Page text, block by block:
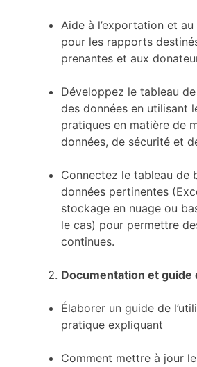
Aide à l’exportation et
pour les rapports
prenantes et aux
Développez le tableau
des données en utilisant
pratiques en matière de
données, de sécurité et
Connectez le tableau de
données pertinentes
stockage en nuage ou
le cas) pour permettre
continues.
Documentation et guide
Élaborer un guide de
pratique expliquant
Comment mettre à jour